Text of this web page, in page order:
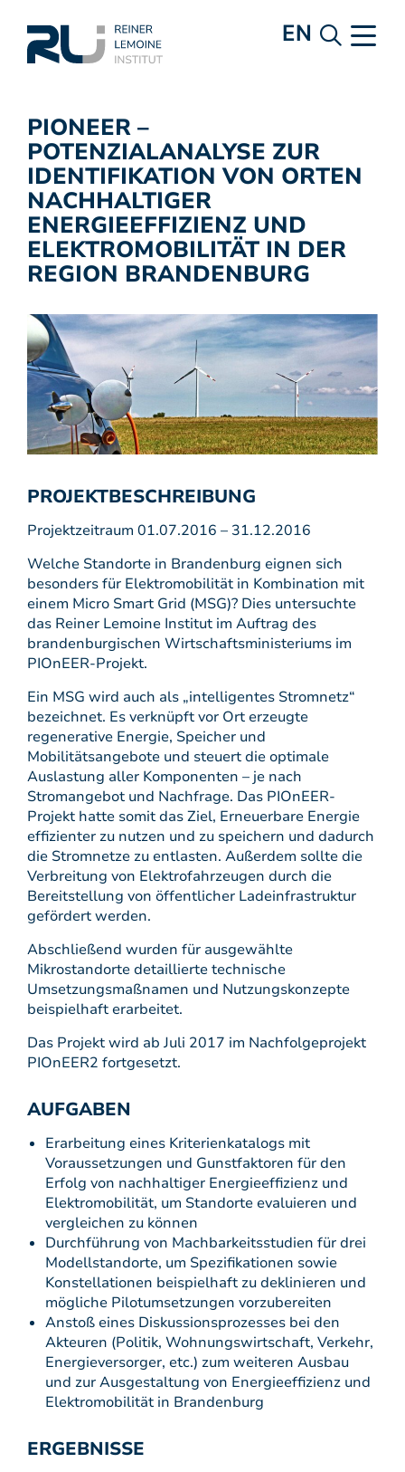
EN
PIONEER –
POTENZIALANALYSE ZUR
IDENTIFIKATION VON ORTEN
NACHHALTIGER
ENERGIEEFFIZIENZ UND
ELEKTROMOBILITÄT IN DER
REGION BRANDENBURG
PROJEKTBESCHREIBUNG
Projektzeitraum 01.07.2016 – 31.12.2016
Welche Standorte in Brandenburg eignen sich
besonders für Elektromobilität in Kombination mit
einem Micro Smart Grid (MSG)? Dies untersuchte
das Reiner Lemoine Institut im Auftrag des
brandenburgischen Wirtschaftsministeriums im
PIOnEER-Projekt.
Ein MSG wird auch als „intelligentes Stromnetz“
bezeichnet. Es verknüpft vor Ort erzeugte
regenerative Energie, Speicher und
Mobilitätsangebote und steuert die optimale
Auslastung aller Komponenten – je nach
Stromangebot und Nachfrage. Das PIOnEER-
Projekt hatte somit das Ziel, Erneuerbare Energie
effizienter zu nutzen und zu speichern und dadurch
die Stromnetze zu entlasten. Außerdem sollte die
Verbreitung von Elektrofahrzeugen durch die
Bereitstellung von öffentlicher Ladeinfrastruktur
gefördert werden.
Abschließend wurden für ausgewählte
Mikrostandorte detaillierte technische
Umsetzungsmaßnamen und Nutzungskonzepte
beispielhaft erarbeitet.
Das Projekt wird ab Juli 2017 im Nachfolgeprojekt
PIOnEER2 fortgesetzt.
AUFGABEN
Erarbeitung eines Kriterienkatalogs mit
Voraussetzungen und Gunstfaktoren für den
Erfolg von nachhaltiger Energieeffizienz und
Elektromobilität, um Standorte evaluieren und
vergleichen zu können
Durchführung von Machbarkeitsstudien für drei
Modellstandorte, um Spezifikationen sowie
Konstellationen beispielhaft zu deklinieren und
mögliche Pilotumsetzungen vorzubereiten
Anstoß eines Diskussionsprozesses bei den
Akteuren (Politik, Wohnungswirtschaft, Verkehr,
Energieversorger, etc.) zum weiteren Ausbau
und zur Ausgestaltung von Energieeffizienz und
Elektromobilität in Brandenburg
ERGEBNISSE